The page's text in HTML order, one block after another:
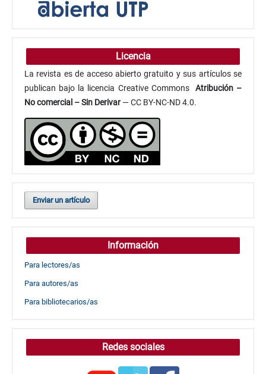
Licencia
La revista es de acceso abierto gratuito y sus artículos se
publican bajo la licencia Creative Commons
Atribución–
No comercial – Sin Derivar — CC BY-NC-ND 4.0.
Enviar un artículo
Información
Para lectores/as
Para autores/as
Para bibliotecarios/as
Redes sociales